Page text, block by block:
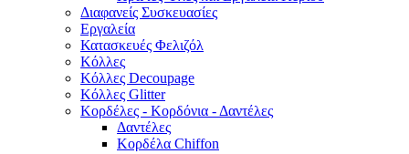
Διαφανείς Συσκευασίες
Εργαλεία
Κατασκευές Φελιζόλ
Κόλλες
Κόλλες Decoupage
Κόλλες Glitter
Κορδέλες - Κορδόνια - Δαντέλες
Δαντέλες
Κορδέλα Chiffon